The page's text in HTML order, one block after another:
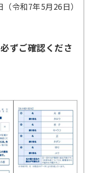
令和7年5月26日）
ずご確認くださ